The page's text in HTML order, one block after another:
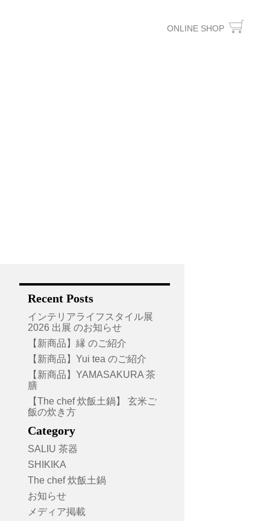
ONLINE SHOP
Recent Posts
インテリアライフスタイル展
2026 出展 のお知らせ
【新商品】縁 のご紹介
【新商品】Yui tea のご紹介
【新商品】YAMASAKURA 茶
膳
【The chef 炊飯土鍋】 玄米ご
飯の炊き方
Category
SALIU 茶器
SHIKIKA
The chef 炊飯土鍋
お知らせ
メディア掲載